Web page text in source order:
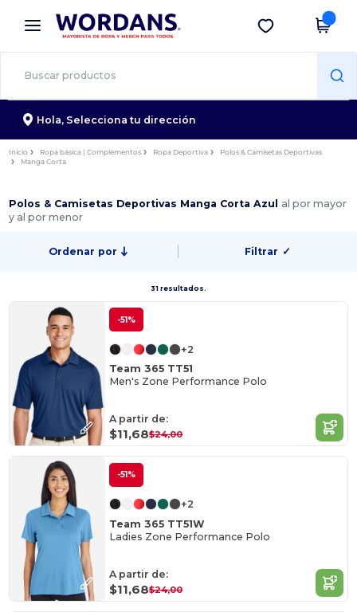
× App de Wordans
¡Mejores precios en app!
Descargar app
Hola, Selecciona tu dirección
Inicio Ropa básica | Complementos Ropa Deportiva
Polos & Camisetas Deportivas
Manga Corta
Polos & Camisetas Deportivas Manga Corta Azul al por mayor
y al por menor
Ordenar por Filtrar ✓
31 resultados.
-51%
+2
Team 365 TT51
Men's Zone Performance Polo
A partir de:
$11,68$24,00
-51%
+2
Team 365 TT51W
Ladies Zone Performance Polo
A partir de:
$11,68$24,00